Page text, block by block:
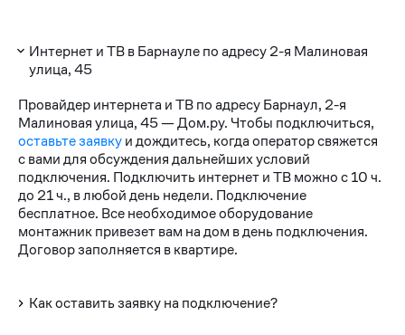
Интернет и ТВ в Барнауле по адресу 2-я Малиновая
улица, 45
Провайдер интернета и ТВ по адресу Барнаул, 2-я
Малиновая улица, 45 — Дом.ру. Чтобы подключиться,
оставьте заявкуи дождитесь, когда оператор свяжется
с вами для обсуждения дальнейших условий
подключения. Подключить интернет и ТВ можно с 10 ч.
до 21 ч., в любой день недели. Подключение
бесплатное. Все необходимое оборудование
монтажник привезет вам на дом в день подключения.
Договор заполняется в квартире.
Как оставить заявку на подключение?